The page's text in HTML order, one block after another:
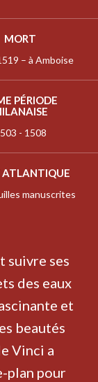
MORT
– à Amboise
PÉRIODE
- 1508
ATLANTIQUE
manuscrites
suivre ses
des eaux
et
beautés
Vinci a
plan pour